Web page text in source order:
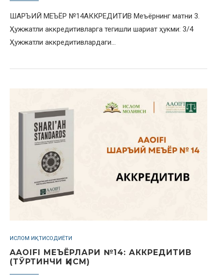
ШАРЪИЙ МЕЪЁР №14АККРЕДИТИВ Меъёрнинг матни 3.
Ҳужжатли аккредитивларга тегишли шариат ҳукми: 3/4
Ҳужжатли аккредитивлардаги…
ИСЛОМ ИҚТИСОДИЁТИ
AAOIFI МЕЪЁРЛАРИ №14: АККРЕДИТИВ
(ТЎРТИНЧИ ҚИСМ)